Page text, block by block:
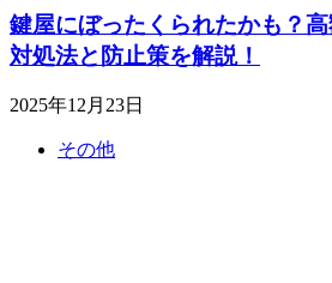
鍵屋にぼったくられたかも？
対処法と防止策を解説！
2025年12月23日
その他